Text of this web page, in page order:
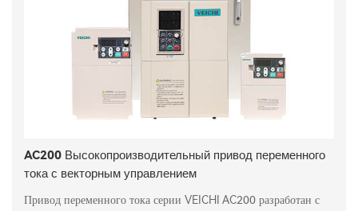
AC200 Высокопроизводительный привод переменного
тока с векторным управлением
Привод переменного тока серии VEICHI AC200 разработан с